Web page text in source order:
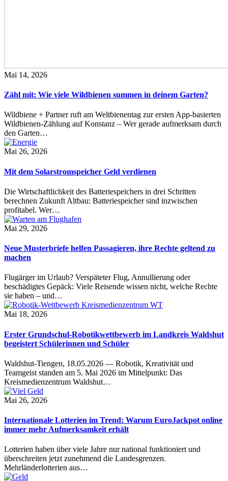
Mai 14, 2026
Zähl mit: Wie viele Wildbienen summen in deinem Garten?
Wildbiene + Partner ruft am Weltbienentag zur ersten App-basierten
Wildbienen-Zählung auf Konstanz – Wer gerade aufmerksam durch
den Garten…
Mai 26, 2026
Mit dem Solarstromspeicher Geld verdienen
Die Wirtschaftlichkeit des Batteriespeichers in drei Schritten
berechnen Zukunft Altbau: Batteriespeicher sind inzwischen
profitabel. Wer…
Mai 29, 2026
Neue Musterbriefe helfen Passagieren, ihre Rechte geltend zu
machen
Flugärger im Urlaub? Verspäteter Flug, Annullierung oder
beschädigtes Gepäck: Viele Reisende wissen nicht, welche Rechte
sie haben – und…
Mai 18, 2026
Erster Grundschul-Robotikwettbewerb im Landkreis Waldshut
begeistert Schülerinnen und Schüler
Waldshut-Tiengen, 18.05.2026 — Robotik, Kreativität und
Teamgeist standen am 5. Mai 2026 im Mittelpunkt: Das
Kreismedienzentrum Waldshut…
Mai 26, 2026
Internationale Lotterien im Trend: Warum EuroJackpot online
immer mehr Aufmerksamkeit erhält
Lotterien haben über viele Jahre nur national funktioniert und
überschreiten jetzt zunehmend die Landesgrenzen.
Mehrländerlotterien aus…